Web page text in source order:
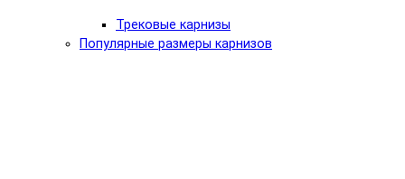
Трековые карнизы
Популярные размеры карнизов